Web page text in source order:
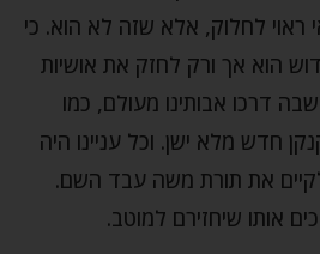
ראוי לחלוק, אלא שזה לא הוא. כי
הוא אך ורק לחזק את אושיות
דרכו אבותינו מעולם, כמו
חדש מלא ישן. וכל עניינו היה
את תורת משה עבד השם.
אותו שיחזירם למוטב.